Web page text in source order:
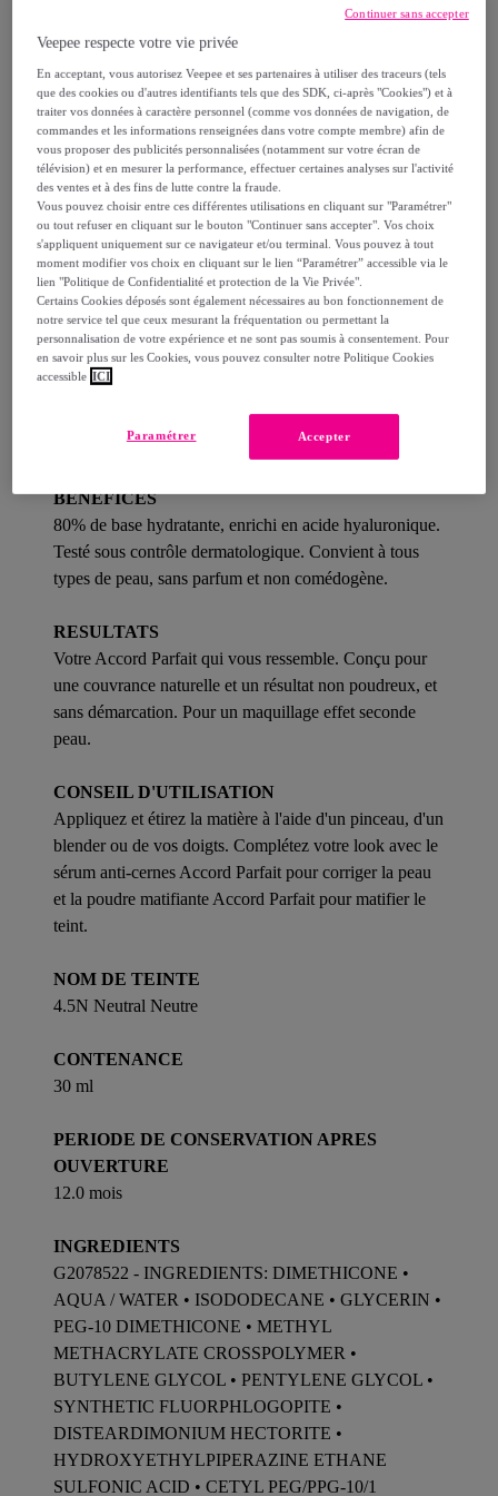
14/08
Comment ça marche ?
Détails sur votre produit
Description
Fond de teint à couvrance naturelle, enrichi en acide
hyaluronique et 80% de base hydratante, pour un effet
seconde peau. 99,5% des femmes ont trouvé leur
accord parfait*. Disponible en 48 teintes. *Test
consommateur sur 211 femmes avec 48 teintes
BENEFICES
80% de base hydratante, enrichi en acide hyaluronique.
Testé sous contrôle dermatologique. Convient à tous
types de peau, sans parfum et non comédogène.
RESULTATS
Votre Accord Parfait qui vous ressemble. Conçu pour
une couvrance naturelle et un résultat non poudreux, et
sans démarcation. Pour un maquillage effet seconde
peau.
CONSEIL D'UTILISATION
Appliquez et étirez la matière à l'aide d'un pinceau, d'un
blender ou de vos doigts. Complétez votre look avec le
sérum anti-cernes Accord Parfait pour corriger la peau
et la poudre matifiante Accord Parfait pour matifier le
teint.
NOM DE TEINTE
4.5N Neutral Neutre
CONTENANCE
30 ml
PERIODE DE CONSERVATION APRES
OUVERTURE
12.0 mois
INGREDIENTS
G2078522 - INGREDIENTS: DIMETHICONE •
AQUA / WATER • ISODODECANE • GLYCERIN •
PEG-10 DIMETHICONE • METHYL
METHACRYLATE CROSSPOLYMER •
BUTYLENE GLYCOL • PENTYLENE GLYCOL •
SYNTHETIC FLUORPHLOGOPITE •
DISTEARDIMONIUM HECTORITE •
HYDROXYETHYLPIPERAZINE ETHANE
SULFONIC ACID • CETYL PEG/PPG-10/1
Veepee respecte votre vie privée
En acceptant, vous autorisez Veepee et ses partenaires à utiliser des traceurs (tels
que des cookies ou d'autres identifiants tels que des SDK, ci-après "Cookies") et à
traiter vos données à caractère personnel (comme vos données de navigation, de
commandes et les informations renseignées dans votre compte membre) afin de
vous proposer des publicités personnalisées (notamment sur votre écran de
télévision) et en mesurer la performance, effectuer certaines analyses sur l'activité
des ventes et à des fins de lutte contre la fraude.
Vous pouvez choisir entre ces différentes utilisations en cliquant sur "Paramétrer"
ou tout refuser en cliquant sur le bouton "Continuer sans accepter". Vos choix
s'appliquent uniquement sur ce navigateur et/ou terminal. Vous pouvez à tout
moment modifier vos choix en cliquant sur le lien “Paramétrer” accessible via le
lien "Politique de Confidentialité et protection de la Vie Privée".
Certains Cookies déposés sont également nécessaires au bon fonctionnement de
notre service tel que ceux mesurant la fréquentation ou permettant la
personnalisation de votre expérience et ne sont pas soumis à consentement. Pour
en savoir plus sur les Cookies, vous pouvez consulter notre Politique Cookies
accessible ICI
Accepter
Paramétrer
Continuer sans accepter